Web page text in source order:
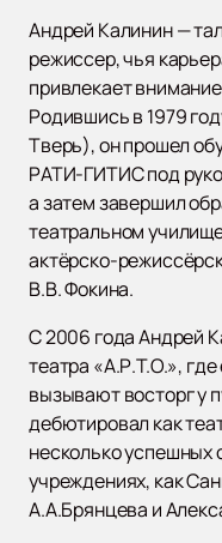
Андрей Калинин —
режиссер, чья
привлекает
Родившись в 1979
Тверь), он прошел
РАТИ-ГИТИС под
а затем завершил
театральном
актёрско-
В.В. Фокина.
С 2006 года Андрей
театра «А.Р.Т.О.»,
вызывают восторг у
дебютировал как
несколько успешных
учреждениях, как
А.А.Брянцева и